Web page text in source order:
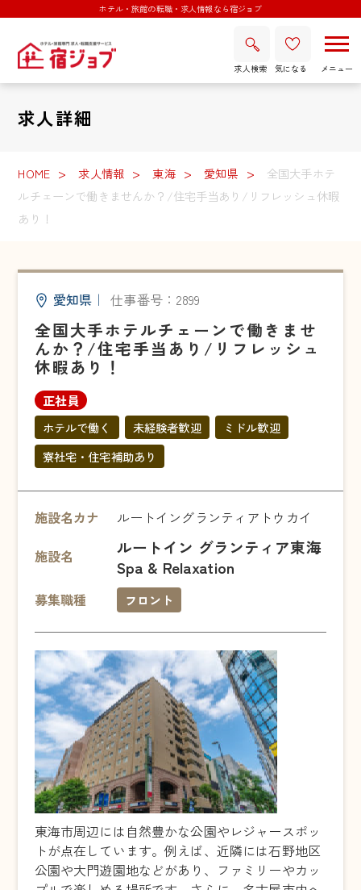
ホテル・旅館の転職・求人情報なら宿ジョブ
求人検索 気になる
求人詳細
HOME 求人情報 東海 愛知県
全国大手ホテ
ルチェーンで働きませんか？/住宅手当あり/リフレッシュ休暇
あり！
愛知県 ｜ 仕事番号：2899
全国大手ホテルチェーンで働きませ
んか？/住宅手当あり/リフレッシュ
休暇あり！
正社員
ホテルで働く 未経験者歓迎
ミドル歓迎
寮社宅・住宅補助あり
施設名カナ
ルートイングランティアトウカイ
施設名
ルートイン グランティア東海
Spa & Relaxation
募集職種 フロント
東海市周辺には自然豊かな公園やレジャースポッ
トが点在しています。例えば、近隣には石野地区
公園や大門遊園地などがあり、ファミリーやカッ